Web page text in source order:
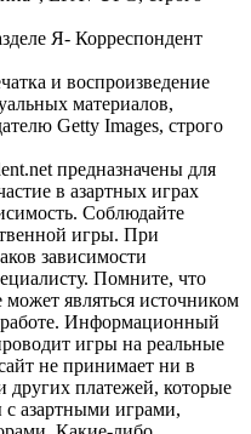
Я- Корреспондент
и воспроизведение
материалов,
Getty Images, строго
предназначены для
в азартных играх
Соблюдайте
игры. При
зависимости
Помните, что
может являться источником
работе. Информационный
игры на реальные
не принимает ни в
других платежей, которые
с азартными играми,